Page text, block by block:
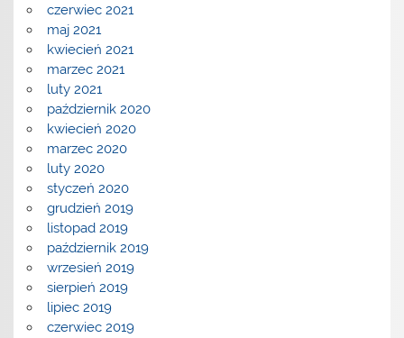
czerwiec 2021
maj 2021
kwiecień 2021
marzec 2021
luty 2021
październik 2020
kwiecień 2020
marzec 2020
luty 2020
styczeń 2020
grudzień 2019
listopad 2019
październik 2019
wrzesień 2019
sierpień 2019
lipiec 2019
czerwiec 2019